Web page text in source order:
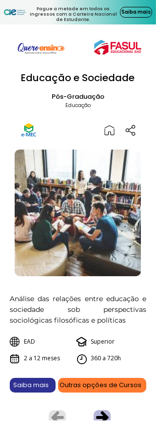
Pague a metade em todos os
ingressos com a Carteira Nacional
de Estudante.
Saiba mais
Educação e Sociedade
Pós-Graduação
Educação
Análise das relações entre educação e
sociedade sob perspectivas
sociológicas filosóficas e políticas
EAD
2 a 12 meses
Superior
360 a 720h
Saiba mais Outras opções de Cursos